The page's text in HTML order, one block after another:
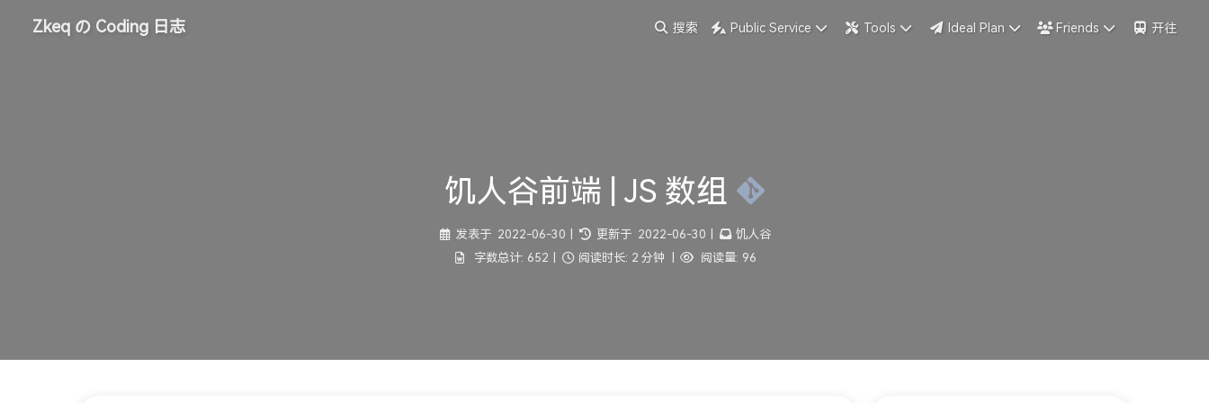
Zkeq の Coding 日志 搜索 Public Service Tools Ideal Plan Friends 开往
饥人谷前端 | JS 数组
发表于 2022-06-30 更新于 2022-06-30
饥人谷
字数总计: 652 阅读时长: 2 分钟 阅读量: 96